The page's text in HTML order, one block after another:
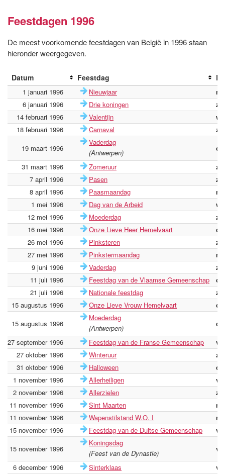
Feestdagen 1996
De meest voorkomende feestdagen van België in 1996 staan
hieronder weergegeven.
Datum Feestdag
1 januari 1996 Nieuwjaar
6 januari 1996
Drie koningen
14 februari 1996
Valentijn
18 februari 1996
Carnaval
19 maart 1996
Vaderdag
(Antwerpen)
31 maart 1996
Zomeruur
7 april 1996
Pasen
8 april 1996
Paasmaandag
1 mei 1996
Dag van de Arbeid
12 mei 1996
Moederdag
16 mei 1996
Onze Lieve Heer Hemelvaart
26 mei 1996
Pinksteren
27 mei 1996
Pinkstermaandag
9 juni 1996
Vaderdag
11 juli 1996
Feestdag van de Vlaamse Gemeenschap
21 juli 1996
Nationale feestdag
15 augustus 1996
Onze Lieve Vrouw Hemelvaart
15 augustus 1996
Moederdag
(Antwerpen)
27 september 1996
Feestdag van de Franse Gemeenschap
27 oktober 1996
Winteruur
31 oktober 1996
Halloween
1 november 1996
Allerheiligen
2 november 1996
Allerzielen
11 november 1996
Sint Maarten
11 november 1996
Wapenstilstand W.O. I
15 november 1996
Feestdag van de Duitse Gemeenschap
15 november 1996
Koningsdag
(Feest van de Dynastie)
6 december 1996
Sinterklaas